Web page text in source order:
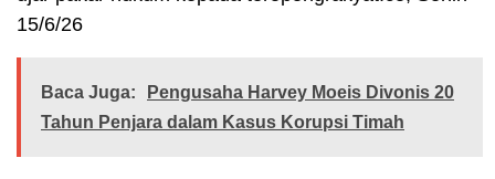
15/6/26
Baca Juga:
Pengusaha Harvey Moeis Divonis 20
Tahun Penjara dalam Kasus Korupsi Timah